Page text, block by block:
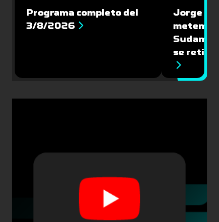
Programa completo del
3/8/2026
Jorge
se retira